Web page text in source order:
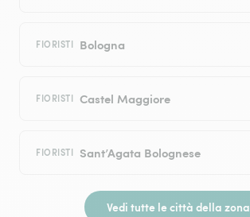
FIORISTI Bologna
FIORISTI Castel Maggiore
FIORISTI Sant’Agata Bolognese
Vedi tutte le città della zona